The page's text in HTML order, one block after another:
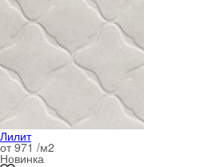
Лилит
от 971 /м2
Новинка